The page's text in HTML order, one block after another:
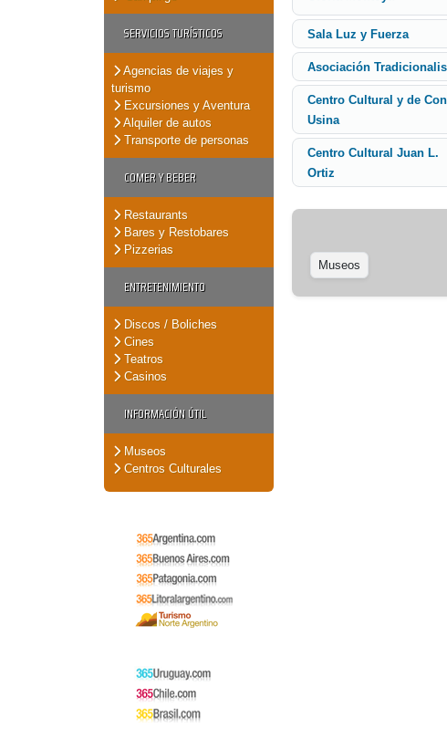
SERVICIOS TURÍSTICOS
Agencias de viajes y
turismo
Excursiones y Aventura
Alquiler de autos
Transporte de personas
COMER Y BEBER
Restaurants
Bares y Restobares
Pizzerias
ENTRETENIMIENTO
Discos / Boliches
Cines
Teatros
Casinos
INFORMACIÓN ÚTIL
Museos
Centros Culturales
Sala Luz y Fuerza
Asociación
Centro Cultural y de
Usina
Centro Cultural Juan L.
Ortiz
Museos